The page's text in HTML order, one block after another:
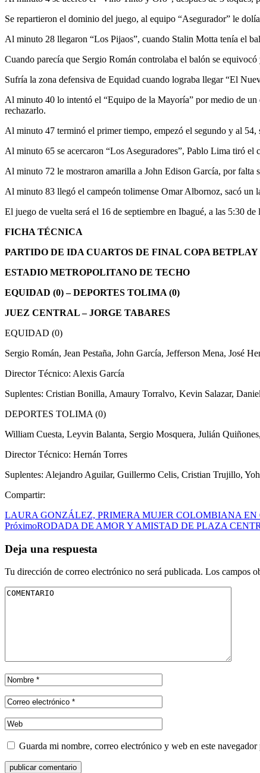
Se repartieron el dominio del juego, al equipo “Asegurador” le
Al minuto 28 llegaron “Los Pijaos”, cuando Stalin Motta tenía el
Cuando parecía que Sergio Román controlaba el balón se
Sufría la zona defensiva de Equidad cuando lograba llegar “El
Al minuto 40 lo intentó el “Equipo de la Mayoría” por medio de
rechazarlo.
Al minuto 47 terminó el primer tiempo, empezó el segundo y al
Al minuto 65 se acercaron “Los Aseguradores”, Pablo Lima tiró el
Al minuto 72 le mostraron amarilla a John Edison García, por falta
Al minuto 83 llegó el campeón tolimense Omar Albornoz, sacó un
El juego de vuelta será el 16 de septiembre en Ibagué, a las 5:30 de
FICHA TÉCNICA
PARTIDO DE IDA CUARTOS DE FINAL COPA BETPLAY
ESTADIO METROPOLITANO DE TECHO
EQUIDAD (0) – DEPORTES TOLIMA (0)
JUEZ CENTRAL – JORGE TABARES
EQUIDAD (0)
Sergio Román, Jean Pestaña, John García, Jefferson Mena, José
Director Técnico: Alexis García
Suplentes: Cristian Bonilla, Amaury Torralvo, Kevin Salazar,
DEPORTES TOLIMA (0)
William Cuesta, Leyvin Balanta, Sergio Mosquera, Julián
Director Técnico: Hernán Torres
Suplentes: Alejandro Aguilar, Guillermo Celis, Cristian Trujillo,
Compartir:
LAURA GONZÁLEZ, PRIMERA MUJER COLOMBIANA
PróximoRODADA DE AMOR Y AMISTAD DE PLAZA
Deja una respuesta
Tu dirección de correo electrónico no será publicada. Los campos
Guarda mi nombre, correo electrónico y web en este